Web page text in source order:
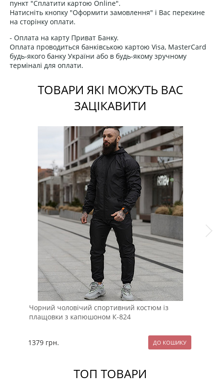
пункт "Сплатити картою Online".
Натисніть кнопку "Оформити замовлення" і Вас перекине
на сторінку оплати.
- Оплата на карту Приват Банку.
Оплата проводиться банківською картою Visa, MasterCard
будь-якого банку України або в будь-якому зручному
терміналі для оплати.
ТОВАРИ ЯКІ МОЖУТЬ ВАС
ЗАЦІКАВИТИ
Чорний чоловічий спортивний костюм із
плащовки з капюшоном К-824
1379 грн.
ТОП ТОВАРИ